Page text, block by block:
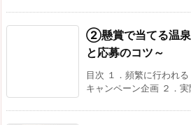
②懸賞で当てる温泉
と応募のコツ～
目次 １．頻繁に行われ
キャンペーン企画 ２．実